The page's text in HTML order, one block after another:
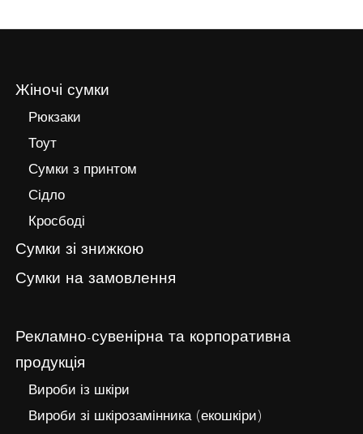
Жіночі сумки
Рюкзаки
Тоут
Сумки з принтом
Сідло
Кросбоді
Сумки зі знижкою
Сумки на замовлення
Рекламно-сувенірна та корпоративна
продукція
Вироби із шкіри
Вироби зі шкірозамінника (екошкіри)